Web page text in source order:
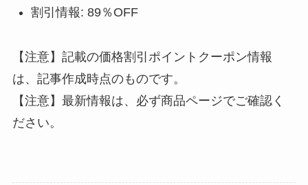
割引情報: 89％OFF
【注意】記載の価格割引ポイントクーポン情報
は、記事作成時点のものです。
【注意】最新情報は、必ず商品ページでご確認く
ださい。